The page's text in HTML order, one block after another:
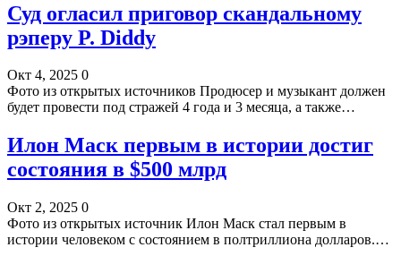
Суд огласил приговор скандальному
рэперу P. Diddy
Окт 4, 2025 0
Фото из открытых источников Продюсер и музыкант должен
будет провести под стражей 4 года и 3 месяца, а также…
Илон Маск первым в истории достиг
состояния в $500 млрд
Окт 2, 2025 0
Фото из открытых источник Илон Маск стал первым в
истории человеком с состоянием в полтриллиона долларов.…